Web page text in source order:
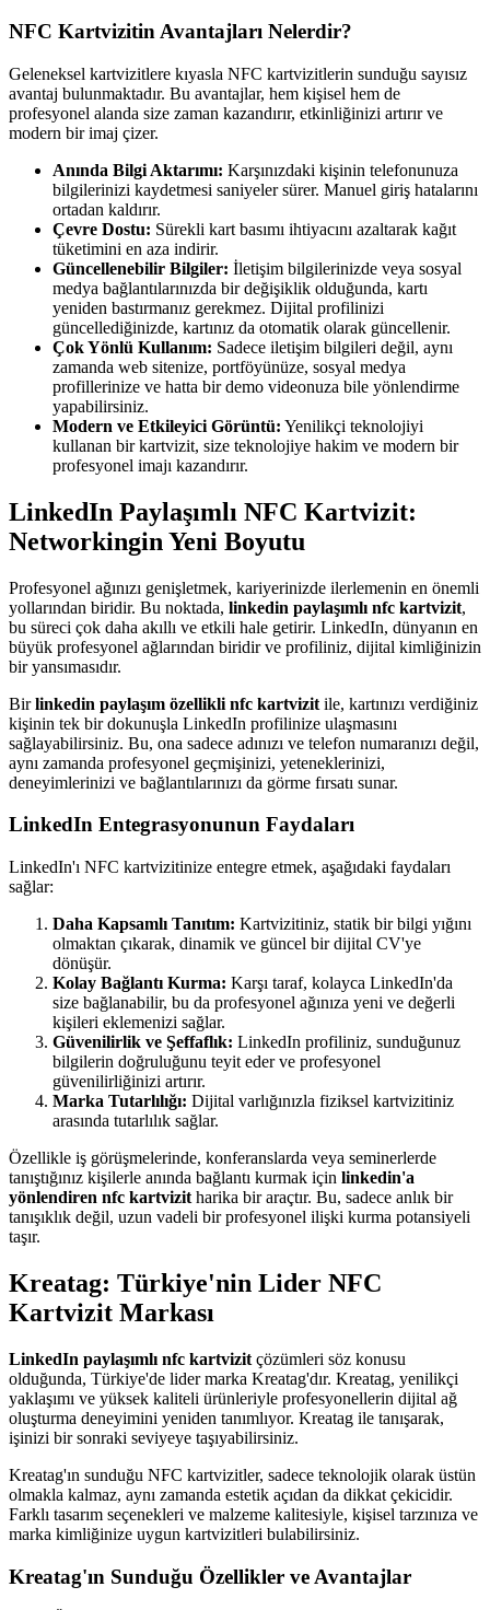
NFC Kartvizitin Avantajları Nelerdir?
Geleneksel kartvizitlere kıyasla NFC kartvizitlerin sunduğu sayısız
avantaj bulunmaktadır. Bu avantajlar, hem kişisel hem de
profesyonel alanda size zaman kazandırır, etkinliğinizi artırır ve
modern bir imaj çizer.
Anında Bilgi Aktarımı: Karşınızdaki kişinin telefonunuza
bilgilerinizi kaydetmesi saniyeler sürer. Manuel giriş hatalarını
ortadan kaldırır.
Çevre Dostu: Sürekli kart basımı ihtiyacını azaltarak kağıt
tüketimini en aza indirir.
Güncellenebilir Bilgiler: İletişim bilgilerinizde veya sosyal
medya bağlantılarınızda bir değişiklik olduğunda, kartı
yeniden bastırmanız gerekmez. Dijital profilinizi
güncellediğinizde, kartınız da otomatik olarak güncellenir.
Çok Yönlü Kullanım: Sadece iletişim bilgileri değil, aynı
zamanda web sitenize, portföyünüze, sosyal medya
profillerinize ve hatta bir demo videonuza bile yönlendirme
yapabilirsiniz.
Modern ve Etkileyici Görüntü: Yenilikçi teknolojiyi
kullanan bir kartvizit, size teknolojiye hakim ve modern bir
profesyonel imajı kazandırır.
LinkedIn Paylaşımlı NFC Kartvizit:
Networkingin Yeni Boyutu
Profesyonel ağınızı genişletmek, kariyerinizde ilerlemenin en önemli
yollarından biridir. Bu noktada, linkedin paylaşımlı nfc kartvizit,
bu süreci çok daha akıllı ve etkili hale getirir. LinkedIn, dünyanın en
büyük profesyonel ağlarından biridir ve profiliniz, dijital kimliğinizin
bir yansımasıdır.
Birlinkedin paylaşım özellikli nfc kartvizit ile, kartınızı verdiğiniz
kişinin tek bir dokunuşla LinkedIn profilinize ulaşmasını
sağlayabilirsiniz. Bu, ona sadece adınızı ve telefon numaranızı değil,
aynı zamanda profesyonel geçmişinizi, yeteneklerinizi,
deneyimlerinizi ve bağlantılarınızı da görme fırsatı sunar.
LinkedIn Entegrasyonunun Faydaları
LinkedIn'ı NFC kartvizitinize entegre etmek, aşağıdaki faydaları
sağlar:
Daha Kapsamlı Tanıtım: Kartvizitiniz, statik bir bilgi yığını
olmaktan çıkarak, dinamik ve güncel bir dijital CV'ye
dönüşür.
Kolay Bağlantı Kurma: Karşı taraf, kolayca LinkedIn'da
size bağlanabilir, bu da profesyonel ağınıza yeni ve değerli
kişileri eklemenizi sağlar.
Güvenilirlik ve Şeffaflık: LinkedIn profiliniz, sunduğunuz
bilgilerin doğruluğunu teyit eder ve profesyonel
güvenilirliğinizi artırır.
Marka Tutarlılığı: Dijital varlığınızla fiziksel kartvizitiniz
arasında tutarlılık sağlar.
Özellikle iş görüşmelerinde, konferanslarda veya seminerlerde
tanıştığınız kişilerle anında bağlantı kurmak için linkedin'a
yönlendiren nfc kartvizit harika bir araçtır. Bu, sadece anlık bir
tanışıklık değil, uzun vadeli bir profesyonel ilişki kurma potansiyeli
taşır.
Kreatag: Türkiye'nin Lider NFC
Kartvizit Markası
LinkedIn paylaşımlı nfc kartvizit çözümleri söz konusu
olduğunda, Türkiye'de lider marka Kreatag'dır. Kreatag, yenilikçi
yaklaşımı ve yüksek kaliteli ürünleriyle profesyonellerin dijital ağ
oluşturma deneyimini yeniden tanımlıyor. Kreatag ile tanışarak,
işinizi bir sonraki seviyeye taşıyabilirsiniz.
Kreatag'ın sunduğu NFC kartvizitler, sadece teknolojik olarak üstün
olmakla kalmaz, aynı zamanda estetik açıdan da dikkat çekicidir.
Farklı tasarım seçenekleri ve malzeme kalitesiyle, kişisel tarzınıza ve
marka kimliğinize uygun kartvizitleri bulabilirsiniz.
Kreatag'ın Sunduğu Özellikler ve Avantajlar